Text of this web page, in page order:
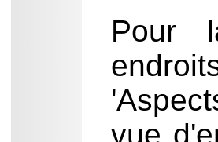
Pour
vue